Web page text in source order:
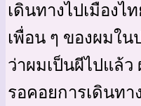
เดินทางไปเมืองไ
เพื่อน ๆ ของผมใน
ว่าผมเป็นผีไปแล้ว
รอคอยการเดินทา